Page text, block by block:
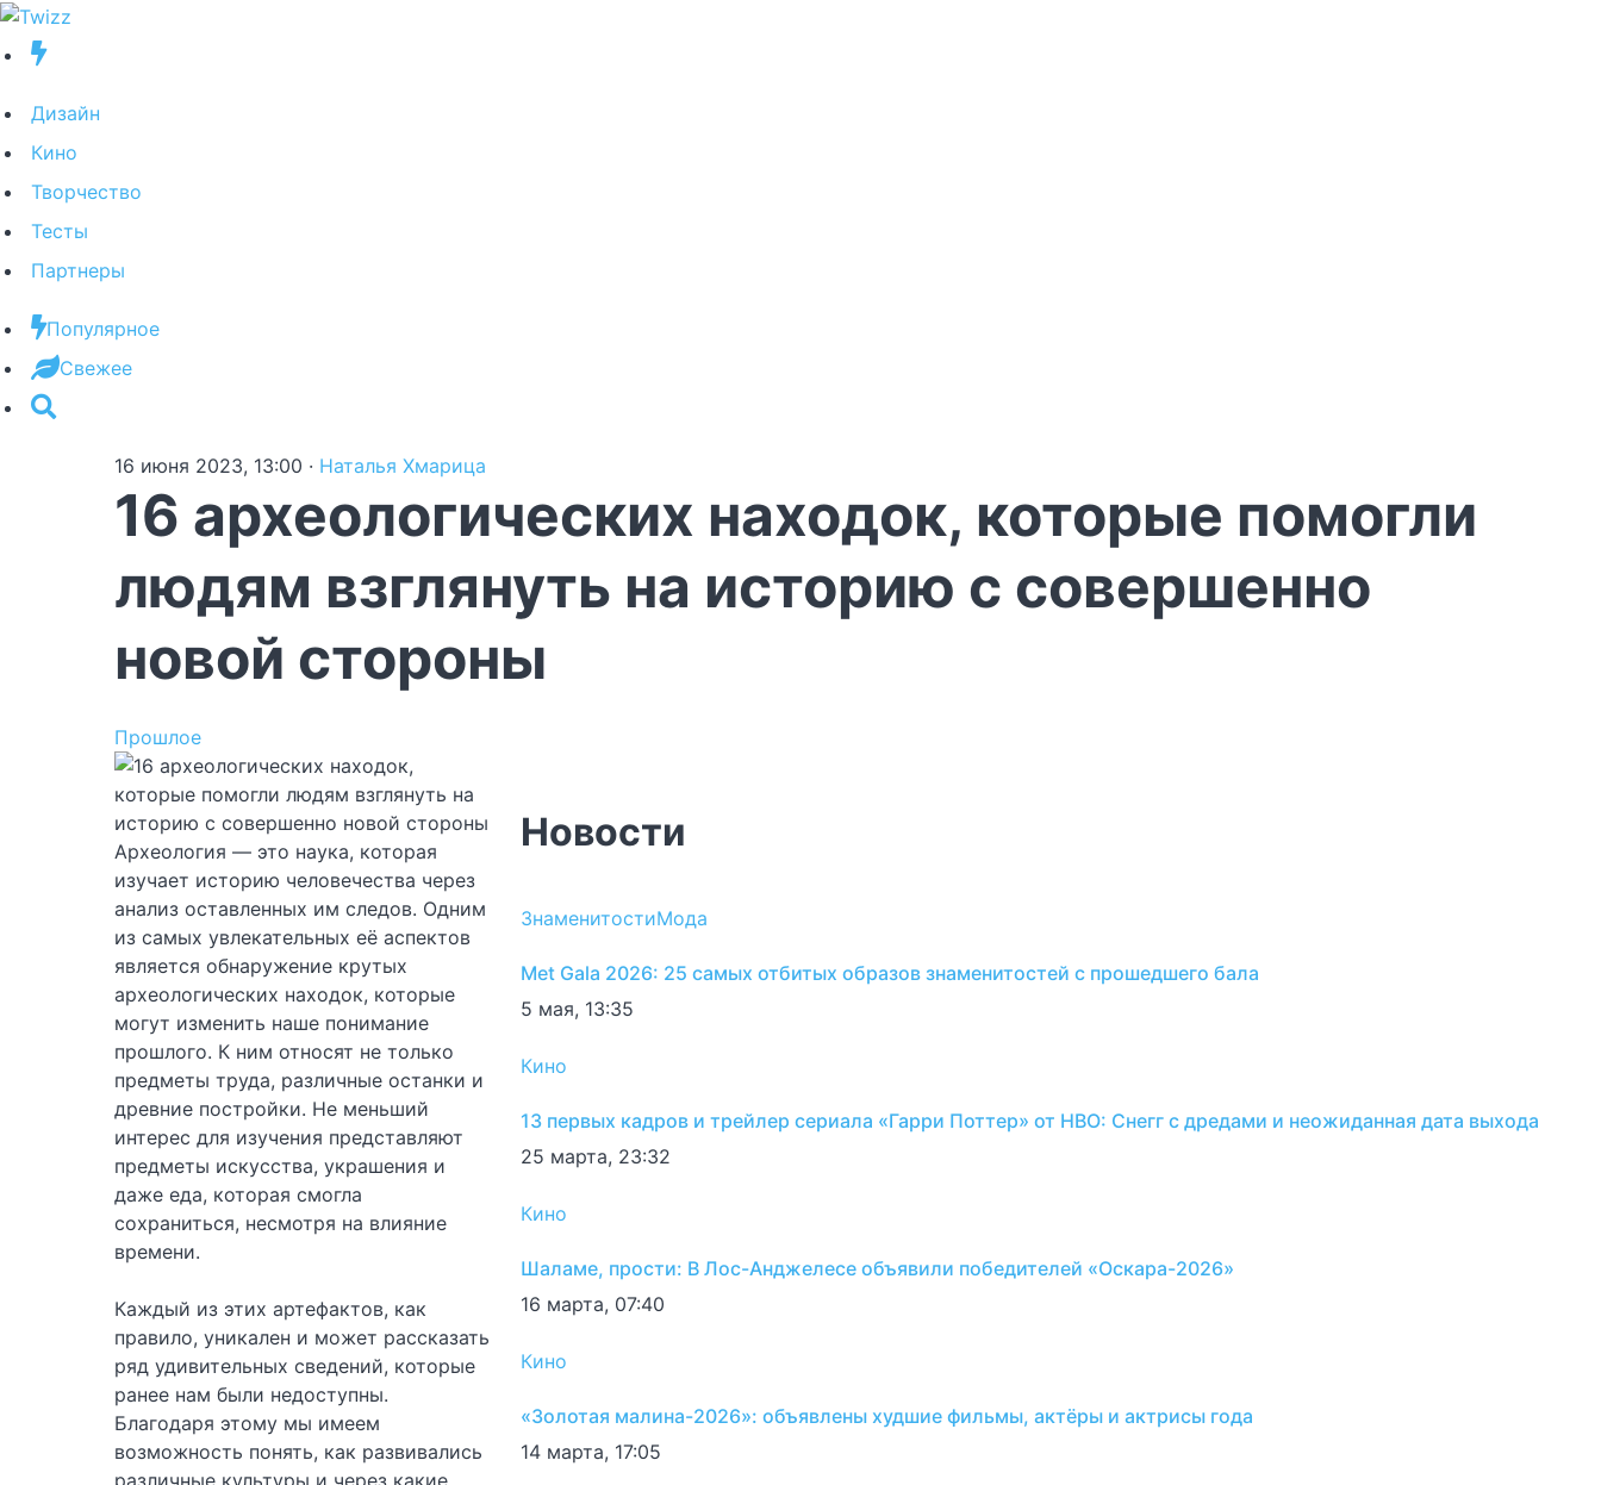
Дизайн
Кино
Творчество
Тесты
Партнеры
Популярное
Свежее
16 июня 2023, 13:00 · Наталья Хмарица
16 археологических находок, которые помогли
людям взглянуть на историю с совершенно
новой стороны
Прошлое
Археология — это наука, которая
изучает историю человечества через
анализ оставленных им следов. Одним
из самых увлекательных её аспектов
является обнаружение крутых
археологических находок, которые
могут изменить наше понимание
прошлого. К ним относят не только
предметы труда, различные останки и
древние постройки. Не меньший
интерес для изучения представляют
предметы искусства, украшения и
даже еда, которая смогла
сохраниться, несмотря на влияние
времени.
Каждый из этих артефактов, как
правило, уникален и может рассказать
ряд удивительных сведений, которые
ранее нам были недоступны.
Благодаря этому мы имеем
возможность понять, как развивались
различные культуры и через какие
Новости
ЗнаменитостиМода
Met Gala 2026: 25 самых отбитых образов знаменитостей с прошедшего бала
5 мая, 13:35
Кино
13 первых кадров и трейлер сериала «Гарри Поттер» от HBO: Снегг с дредами и неожиданная дата выхода
25 марта, 23:32
Кино
Шаламе, прости: В Лос-Анджелесе объявили победителей «Оскара-2026»
16 марта, 07:40
Кино
«Золотая малина-2026»: объявлены худшие фильмы, актёры и актрисы года
14 марта, 17:05